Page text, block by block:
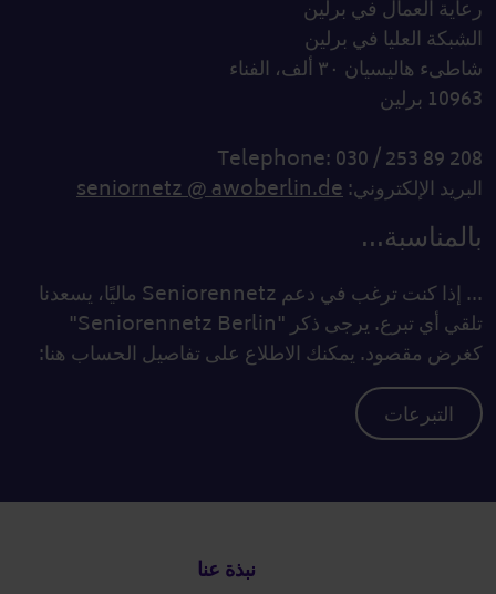
رعاية العمال في برلين
الشبكة العليا في برلين
شاطىء هاليسيان ٣٠ ألف، الفناء
10963 برلين
Telephone: 030 / 253 89 208
البريد الإلكتروني:seniornetz @ awoberlin.de
بالمناسبة...
... إذا كنت ترغب في دعم Seniorennetz ماليًا، يسعدنا
تلقي أي تبرع. يرجى ذكر "Seniorennetz Berlin"
كغرض مقصود. يمكنك الاطلاع على تفاصيل الحساب هنا:
التبرعات
نبذة عنا